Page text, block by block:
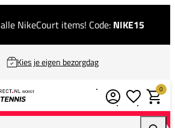
NikeCourt items! Code: NIKE15
Kies je eigen bezorgdag
0